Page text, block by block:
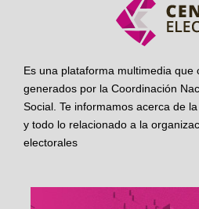
Es una plataforma multimedia que
generados por la Coordinación
Social. Te informamos acerca de
y todo lo relacionado a la
electorales